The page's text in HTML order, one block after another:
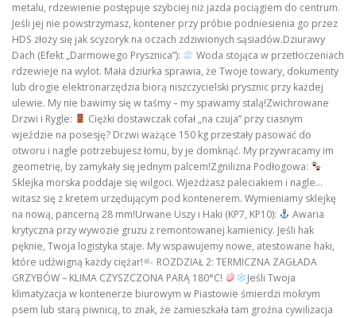
metalu, rdzewienie postępuje szybciej niż jazda pociągiem do centrum.
Jeśli jej nie powstrzymasz, kontener przy próbie podniesienia go przez
HDS złoży się jak scyzoryk na oczach zdziwionych sąsiadów.Dziurawy
Dach (Efekt „Darmowego Prysznica”):
Woda stojąca w przetłoczeniach
rdzewieje na wylot. Mała dziurka sprawia, że Twoje towary, dokumenty
lub drogie elektronarzędzia biorą niszczycielski prysznic przy każdej
ulewie. My nie bawimy się w taśmy – my spawamy stalą!Zwichrowane
Drzwi i Rygle:
Ciężki dostawczak cofał „na czuja” przy ciasnym
wjeździe na posesję? Drzwi ważące 150 kg przestały pasować do
otworu i nagle potrzebujesz łomu, by je domknąć. My przywracamy im
geometrię, by zamykały się jednym palcem!Zgnilizna Podłogowa:
Sklejka morska poddaje się wilgoci. Wjeżdżasz paleciakiem i nagle…
witasz się z kretem urzędującym pod kontenerem. Wymieniamy sklejkę
na nową, pancerną 28 mm!Urwane Uszy i Haki (KP7, KP10):
Awaria
krytyczna przy wywozie gruzu z remontowanej kamienicy. Jeśli hak
pęknie, Twoja logistyka staje. My wspawujemy nowe, atestowane haki,
które udźwigną każdy ciężar!
ROZDZIAŁ 2: TERMICZNA ZAGŁADA
GRZYBÓW – KLIMA CZYSZCZONA PARĄ 180°C!
Jeśli Twoja
klimatyzacja w kontenerze biurowym w Piastowie śmierdzi mokrym
psem lub starą piwnicą, to znak, że zamieszkała tam groźna cywilizacja